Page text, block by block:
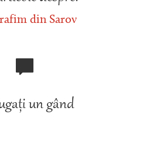
din Sarov
un gând